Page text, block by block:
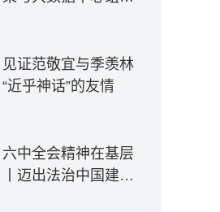
见证范敬宜与季羡林
“近乎神话”的友情
六中全会精神在基层
丨迈出法治中国建设